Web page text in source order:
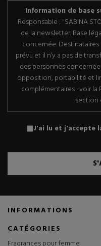
Information de base
Responsable : "SABINA
de la newsletter. Base
concernée.
prévu et il n’y a pas de
des personnes
opposition, portabilité et
complémentaires : voir
section
J'ai lu et j'accepte
INFORMATIONS
CATÉGORIES